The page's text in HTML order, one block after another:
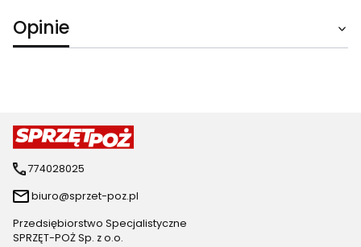
Opinie
774028025
biuro@sprzet-poz.pl
Przedsiębiorstwo Specjalistyczne
SPRZĘT-POŻ Sp. z o.o.